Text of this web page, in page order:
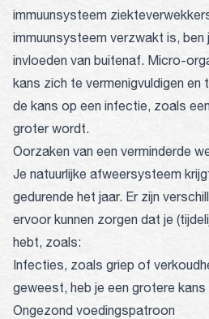
immuunsysteem
immuunsysteem verzwakt is, ben
invloeden van buitenaf. Micro-
kans zich te vermenigvuldigen en
de kans op een infectie, zoals
groter wordt.
Oorzaken van een verminderde
Je natuurlijke afweersysteem
gedurende het jaar. Er zijn
ervoor kunnen zorgen dat je
hebt, zoals:
Infecties, zoals griep of
geweest, heb je een grotere
Ongezond voedingspatroon